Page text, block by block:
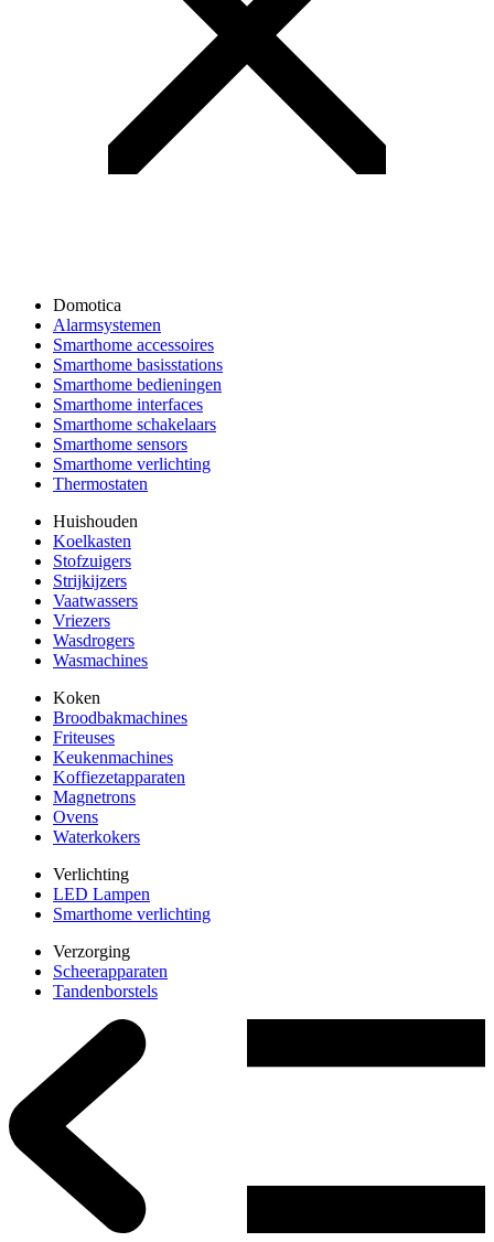
Domotica
Alarmsystemen
Smarthome accessoires
Smarthome basisstations
Smarthome bedieningen
Smarthome interfaces
Smarthome schakelaars
Smarthome sensors
Smarthome verlichting
Thermostaten
Huishouden
Koelkasten
Stofzuigers
Strijkijzers
Vaatwassers
Vriezers
Wasdrogers
Wasmachines
Koken
Broodbakmachines
Friteuses
Keukenmachines
Koffiezetapparaten
Magnetrons
Ovens
Waterkokers
Verlichting
LED Lampen
Smarthome verlichting
Verzorging
Scheerapparaten
Tandenborstels